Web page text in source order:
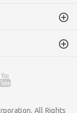
All Rights